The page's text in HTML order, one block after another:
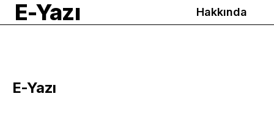
E-Yazı Hakkında
E-Yazı